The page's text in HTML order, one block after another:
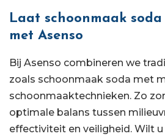
Laat schoonmaak
met Asenso
Bij Asenso combineren we
zoals schoonmaak soda met
schoonmaaktechnieken. Zo
optimale balans tussen
effectiviteit en veiligheid. Wilt